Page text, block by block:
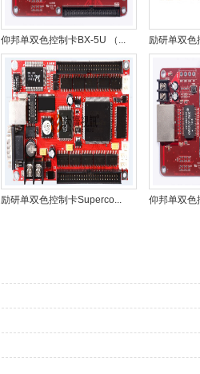
仰邦单双色控制卡BX-5U （... 励研单双色
励研单双色控制卡Superco... 仰邦单双色